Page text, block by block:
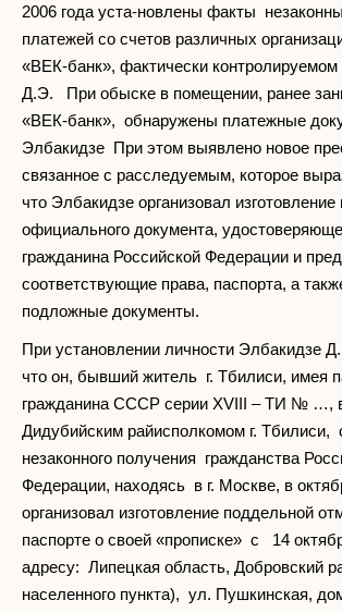
2006 года уста-новлены факты
платежей со счетов различных
«ВЕК-банк», фактически
Д.Э. При обыске в помещении, ранее
«ВЕК-банк», обнаружены платежные
Элбакидзе При этом выявлено новое
связанное с расследуемым, которое
что Элбакидзе организовал
официального документа,
гражданина Российской Федерации и
соответствующие права, паспорта, а
подложные документы.
При установлении личности Элбакидзе
что он, бывший житель г. Тбилиси, имея
гражданина СССР серии XVIII – ТИ № …,
Дидубийским райисполкомом г. Тбилиси,
незаконного получения гражданства
Федерации, находясь в г. Москве, в
организовал изготовление поддельной
паспорте о своей «прописке» с 14
адресу: Липецкая область, Добровский
населенного пункта), ул. Пушкинская,